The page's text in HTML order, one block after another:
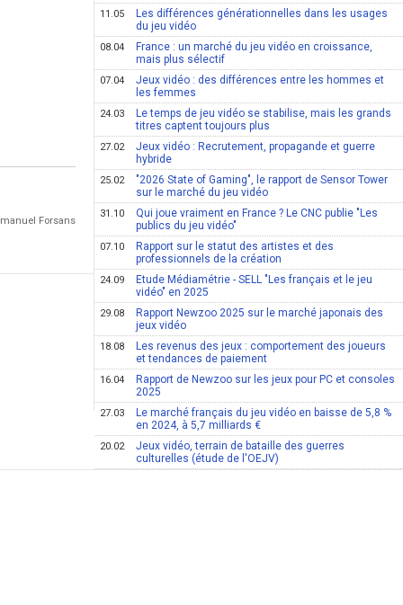
Forsans
11.05
Les différences générationnelles dans les usages
du jeu vidéo
08.04
France : un marché du jeu vidéo en croissance,
mais plus sélectif
07.04
Jeux vidéo : des différences entre les hommes et
les femmes
24.03
Le temps de jeu vidéo se stabilise, mais les grands
titres captent toujours plus
27.02
Jeux vidéo : Recrutement, propagande et guerre
hybride
25.02
"2026 State of Gaming", le rapport de Sensor Tower
sur le marché du jeu vidéo
31.10
Qui joue vraiment en France ? Le CNC publie "Les
publics du jeu vidéo"
07.10
Rapport sur le statut des artistes et des
professionnels de la création
24.09
Etude Médiamétrie - SELL "Les français et le jeu
vidéo" en 2025
29.08
Rapport Newzoo 2025 sur le marché japonais des
jeux vidéo
18.08
Les revenus des jeux : comportement des joueurs
et tendances de paiement
16.04
Rapport de Newzoo sur les jeux pour PC et consoles
2025
27.03
Le marché français du jeu vidéo en baisse de 5,8 %
en 2024, à 5,7 milliards €
20.02
Jeux vidéo, terrain de bataille des guerres
culturelles (étude de l'OEJV)